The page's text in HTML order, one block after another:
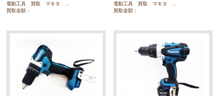
電動工具 買取 マキタ ...
買取金額：
電動工具 買取 マキタ ...
買取金額：